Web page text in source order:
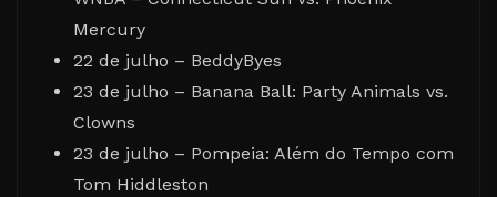
Mercury
22 de julho – BeddyByes
23 de julho – Banana Ball: Party Animals vs.
Clowns
23 de julho – Pompeia: Além do Tempo com
Tom Hiddleston